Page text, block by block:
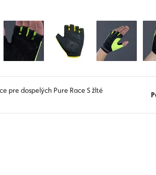
pre dospelých Pure Race S žlté